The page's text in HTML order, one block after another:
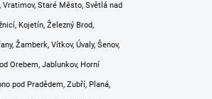
Vratimov, Staré Město, Světlá nad
Kojetín, Železný Brod,
Žamberk, Vítkov, Úvaly, Šenov,
Orebem, Jablunkov, Horní
pod Pradědem, Zubří, Planá,